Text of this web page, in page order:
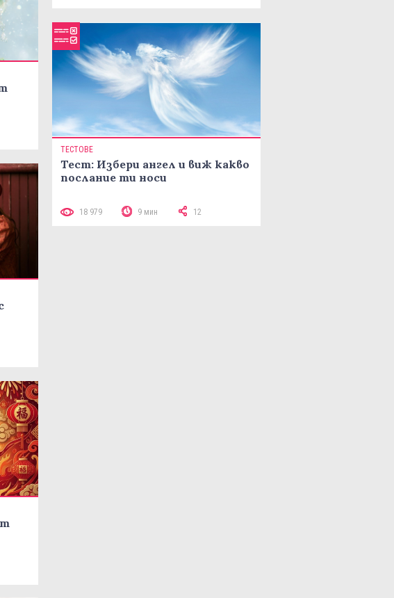
ТЕСТОВЕ
Тест: Избери ангел и виж какво
послание ти носи
18 979 9 мин 12